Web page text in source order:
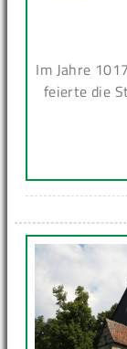
Im Jahre
feierte die